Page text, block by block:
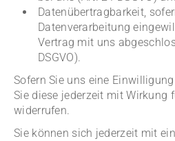
Datenübertragbarkeit,
Datenverarbeitung
Vertrag mit uns
DSGVO).
Sofern Sie uns eine
Sie diese jederzeit mit Wirkung
widerrufen.
Sie können sich jederzeit mit